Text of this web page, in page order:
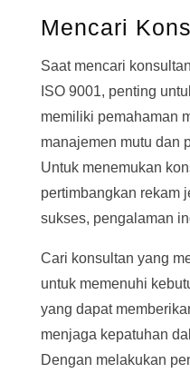
Mencari
Saat mencari
ISO 9001, penting
memiliki pemahaman
manajemen mutu dan
Untuk menemukan
pertimbangkan rekam
sukses, pengalaman
Cari konsultan yang
untuk memenuhi
yang dapat
menjaga kepatuhan
Dengan melakukan